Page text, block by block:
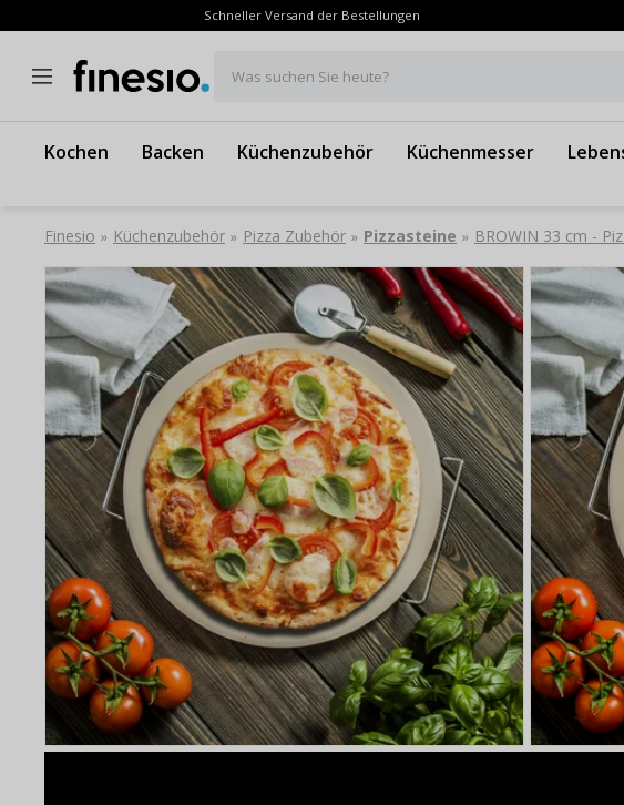
Schneller Versand der Bestellungen
Was suchen Sie heute?
Kochen Backen Küchenzubehör Küchenmesser
Finesio » Küchenzubehör » Pizza Zubehör » Pizzasteine » BROWIN 33 cm -